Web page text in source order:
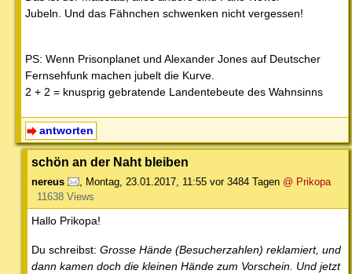
Jubeln. Und das Fähnchen schwenken nicht vergessen!
PS: Wenn Prisonplanet und Alexander Jones auf Deutscher
Fernsehfunk machen jubelt die Kurve.
2 + 2 = knusprig gebratende Landentebeute des Wahnsinns
antworten
schön an der Naht bleiben
nereus , Montag, 23.01.2017, 11:55 vor 3484 Tagen @ Prikopa
11638 Views
Hallo Prikopa!
Du schreibst: Grosse Hände (Besucherzahlen) reklamiert, und
dann kamen doch die kleinen Hände zum Vorschein. Und jetzt